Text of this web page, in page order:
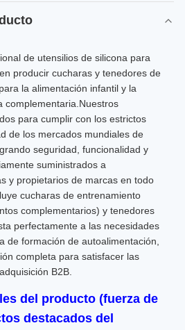
de utensilios de silicona para
producir cucharas y tenedores de
la alimentación infantil y la
complementaria.Nuestros
para cumplir con los estrictos
de los mercados mundiales de
seguridad, funcionalidad y
suministrados a
y propietarios de marcas en todo
cucharas de entrenamiento
complementarios) y tenedores
perfectamente a las necesidades
de formación de autoalimentación,
completa para satisfacer las
B2B.
del producto (fuerza de
destacados del